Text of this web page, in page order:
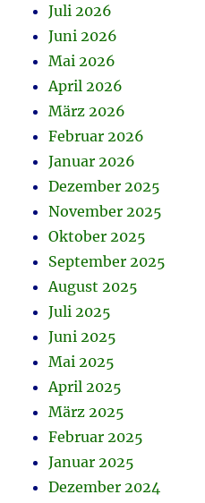
Juli 2026
Juni 2026
Mai 2026
April 2026
März 2026
Februar 2026
Januar 2026
Dezember 2025
November 2025
Oktober 2025
September 2025
August 2025
Juli 2025
Juni 2025
Mai 2025
April 2025
März 2025
Februar 2025
Januar 2025
Dezember 2024